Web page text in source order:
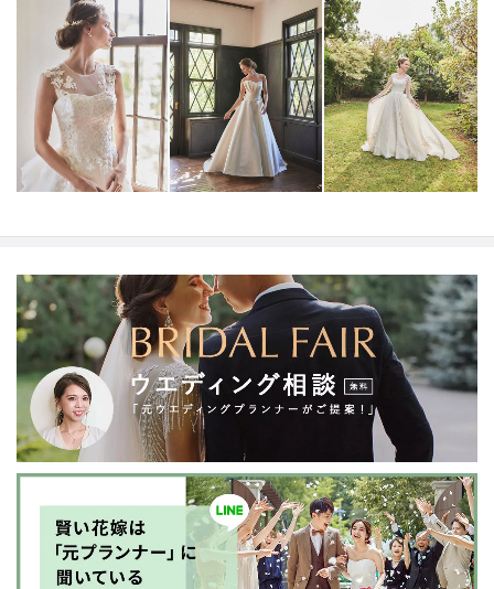
ンにこだわったオリジナルドレスは3～23号まで展開。
国内外の有名デザイナーズドレスも多数取扱っており、
NYやミラノ・バルセロナからセレクトされたインポート
ドレスは全て日本人花嫁向けにサイズ調整。さらに和装
は1903年創業からの伝統を受け継がれている厳選された
お着物や現代の薫りをちりばめた艶やかなコレクショ
ン。すべての花嫁さまへ後悔しないお衣裳選びをお手伝
いさせて頂きます。